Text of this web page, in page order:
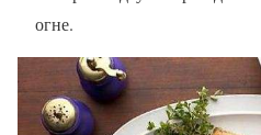
огне.